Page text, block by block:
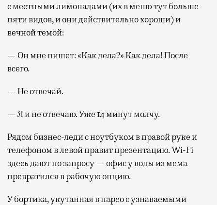
с местными лимонадами (их в меню тут больше
пяти видов, и они действительно хороши) и
вечной темой:
— Он мне пишет: «Как дела?» Как дела! После
всего.
— Не отвечай.
— Я и не отвечаю. Уже 14 минут молчу.
Рядом бизнес-леди с ноутбуком в правой руке и
телефоном в левой правит презентацию. Wi-Fi
здесь дают по запросу — офис у воды из мема
превратился в рабочую опцию.
У бортика, укутанная в парео с узнаваемыми